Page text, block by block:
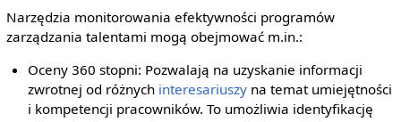
Narzędzia monitorowania efektywności programów
zarządzania talentami mogą obejmować m.in.:
Oceny 360 stopni: Pozwalają na uzyskanie informacji
zwrotnej od różnych interesariuszy na temat umiejętności
i kompetencji pracowników. To umożliwia identyfikację